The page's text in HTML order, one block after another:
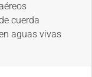
cuerda
aguas vivas